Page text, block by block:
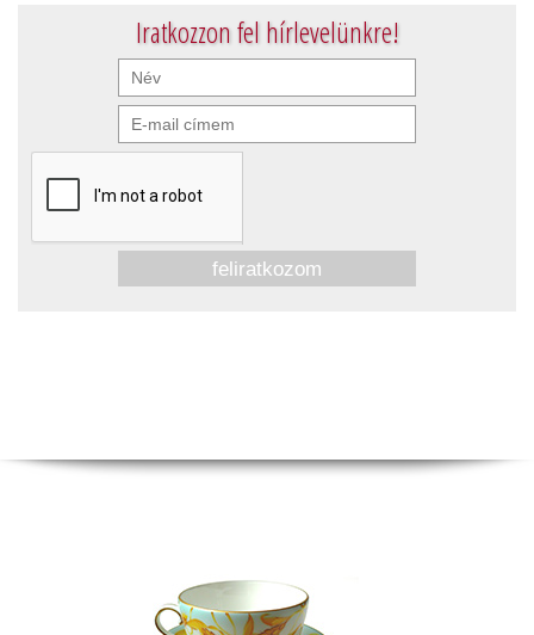
Iratkozzon fel hírlevelünkre!